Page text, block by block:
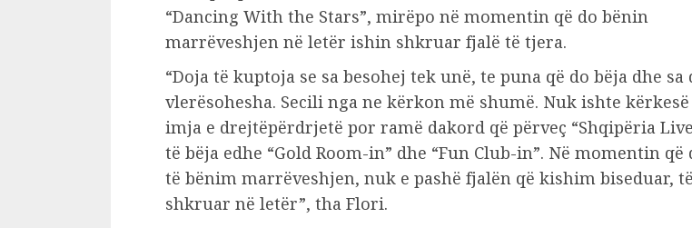
“Dancing With the Stars”, mirëpo në momentin që do bënin
marrëveshjen në letër ishin shkruar fjalë të tjera.
“Doja të kuptoja se sa besohej tek unë, te puna që do bëja dhe sa
vlerësohesha. Secili nga ne kërkon më shumë. Nuk ishte kërkesë
imja e drejtëpërdrjetë por ramë dakord që përveç “Shqipëria
të bëja edhe “Gold Room-in” dhe “Fun Club-in”. Në momentin që
të bënim marrëveshjen, nuk e pashë fjalën që kishim biseduar, të
shkruar në letër”, tha Flori.